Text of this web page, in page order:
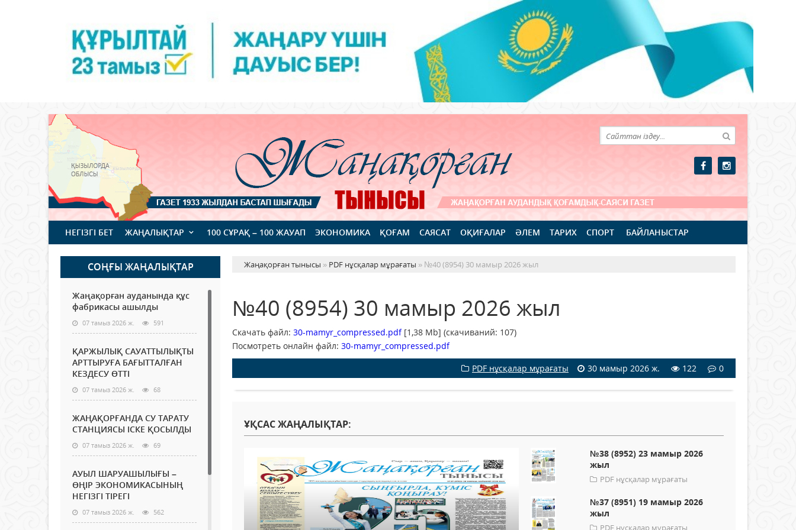
НЕГІЗГІ БЕТ ЖАҢАЛЫҚТАР 100 СҰРАҚ – 100 ЖАУАП ЭКОНОМИКА ҚОҒАМ САЯСАТ ОҚИҒАЛАР ӘЛЕМ ТАРИХ СПОРТ БАЙЛАНЫСТАР
СОҢҒЫ ЖАҢАЛЫҚТАР
Жаңақорған ауданында құс
фабрикасы ашылды
07 тамыз 2026 ж. 591
ҚАРЖЫЛЫҚ САУАТТЫЛЫҚТЫ
АРТТЫРУҒА БАҒЫТТАЛҒАН
КЕЗДЕСУ ӨТТІ
07 тамыз 2026 ж. 68
ЖАҢАҚОРҒАНДА СУ ТАРАТУ
СТАНЦИЯСЫ ІСКЕ ҚОСЫЛДЫ
07 тамыз 2026 ж. 69
АУЫЛ ШАРУАШЫЛЫҒЫ –
ӨҢІР ЭКОНОМИКАСЫНЫҢ
НЕГІЗГІ ТІРЕГІ
07 тамыз 2026 ж. 562
Жаңақорған тынысы » PDF нұсқалар мұрағаты » №40 (8954) 30 мамыр 2026 жыл
№40 (8954) 30 мамыр 2026 жыл
Скачать файл: 30-mamyr_compressed.pdf[1,38 Mb] (cкачиваний: 107)
Посмотреть онлайн файл: 30-mamyr_compressed.pdf
PDF нұсқалар мұрағаты
30 мамыр 2026 ж. 122 0
ҰҚСАС ЖАҢАЛЫҚТАР:
№38 (8952) 23 мамыр 2026
жыл
PDF нұсқалар мұрағаты
№37 (8951) 19 мамыр 2026
жыл
PDF нұсқалар мұрағаты